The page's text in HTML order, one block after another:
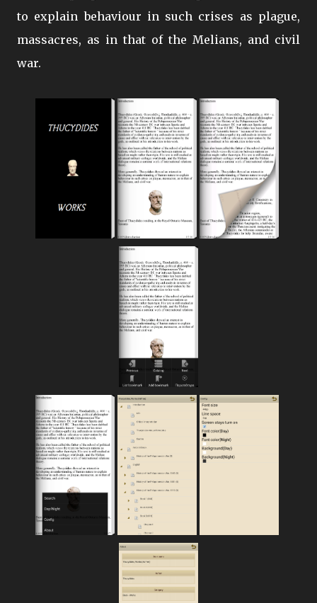
to explain behaviour in such crises as plague,
massacres, as in that of the Melians, and civil
war.